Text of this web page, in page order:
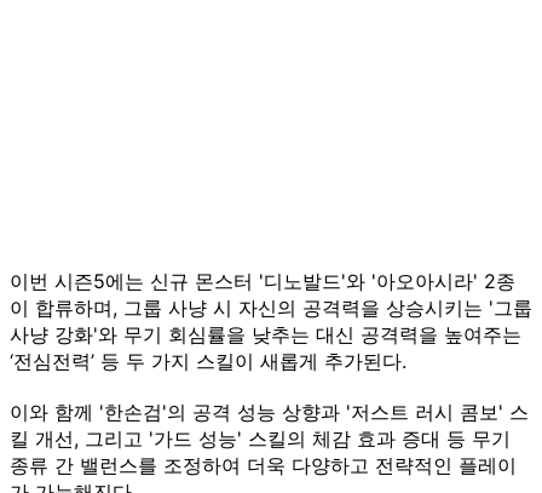
이번 시즌5에는 신규 몬스터 '디노발드'와 '아오아시라' 2종
이 합류하며, 그룹 사냥 시 자신의 공격력을 상승시키는 '그룹
사냥 강화'와 무기 회심률을 낮추는 대신 공격력을 높여주는
‘전심전력’ 등 두 가지 스킬이 새롭게 추가된다.
이와 함께 '한손검'의 공격 성능 상향과 '저스트 러시 콤보' 스
킬 개선, 그리고 '가드 성능' 스킬의 체감 효과 증대 등 무기
종류 간 밸런스를 조정하여 더욱 다양하고 전략적인 플레이